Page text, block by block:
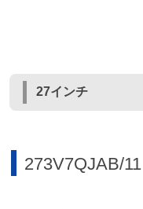
27インチ
273V7QJAB/11